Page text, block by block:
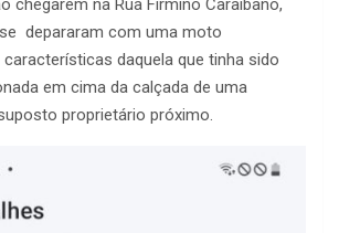
depararam com uma moto
daquela que tinha sido
em cima da calçada de uma
proprietário próximo.